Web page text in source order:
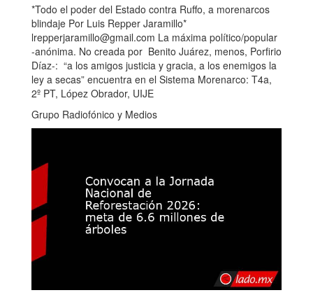
*Todo el poder del Estado contra Ruffo, a morenarcos
blindaje Por Luis Repper Jaramillo*
lrepperjaramillo@gmail.com La máxima político/popular
-anónima. No creada por Benito Juárez, menos, Porfirio
Díaz-: “a los amigos justicia y gracia, a los enemigos la
ley a secas” encuentra en el Sistema Morenarco: T4a,
2º PT, López Obrador, UIJE
Grupo Radiofónico y Medios